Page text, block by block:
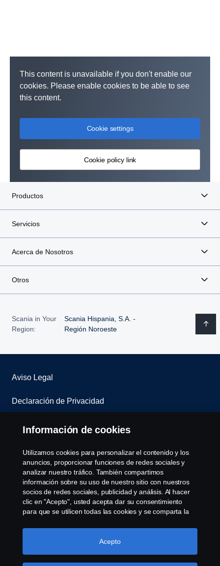
This content is unavailable if you don't enable our
cookies. Please enable cookies to be able to see
this content.
Cookie settings
Cookie policy link
Productos
Servicios
Acerca de Nosotros
Otros
Scania in Your
Region:
Scania Hispania, S.A. -
Región Noroeste
Aviso Legal
Declaración de Privacidad
Contacta con nosotros
Whistleblowing
Política de cookies
Cookie settings
Información de cookies
Utilizamos cookies para personalizar el contenido y los
anuncios, proporcionar funciones de redes sociales y
analizar nuestro tráfico. También compartimos
información sobre su uso de nuestro sitio con nuestros
socios de redes sociales, publicidad y análisis. Al hacer
clic en "Acepto", usted acepta dar su consentimiento
para que se utilicen todas las cookies y se comparta la
haciendo clic en "Configuración de cookies" y
seleccionando las categorías que desea aceptar. Para
Acepto